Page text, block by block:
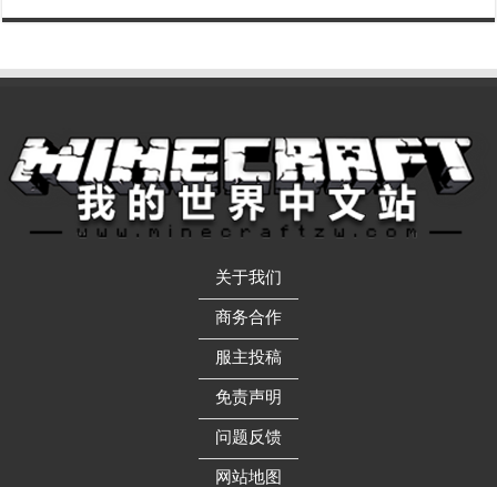
关于我们
——————
商务合作
——————
服主投稿
——————
免责声明
——————
问题反馈
——————
网站地图